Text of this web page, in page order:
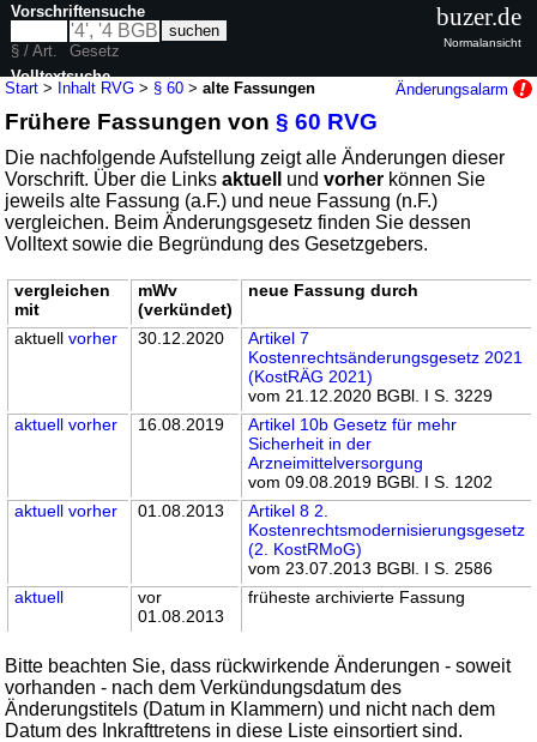
Start > Inhalt RVG > § 60 >alte Fassungen Änderungsalarm
Frühere Fassungen von§ 60 RVG
Die nachfolgende Aufstellung zeigt alle Änderungen dieser
Vorschrift. Über die Linksaktuell undvorher können Sie
jeweils alte Fassung (a.F.) und neue Fassung (n.F.)
vergleichen. Beim Änderungsgesetz finden Sie dessen
Volltext sowie die Begründung des Gesetzgebers.
vergleichen
mit
mWv
(verkündet)
neue Fassung durch
aktuellvorher 30.12.2020
Artikel 7
Kostenrechtsänderungsgesetz 2021
(KostRÄG 2021)
vom 21.12.2020 BGBl. I S. 3229
aktuell vorher 16.08.2019
Artikel 10b Gesetz für mehr
Sicherheit in der
Arzneimittelversorgung
vom 09.08.2019 BGBl. I S. 1202
aktuell vorher 01.08.2013
Artikel 8 2.
Kostenrechtsmodernisierungsgesetz
(2. KostRMoG)
vom 23.07.2013 BGBl. I S. 2586
aktuell
vor
01.08.2013
früheste archivierte Fassung
Bitte beachten Sie, dass rückwirkende Änderungen - soweit
vorhanden - nach dem Verkündungsdatum des
Änderungstitels (Datum in Klammern) und nicht nach dem
Datum des Inkrafttretens in diese Liste einsortiert sind.
Vorschriftensuche
§ / Art.
Gesetz
Volltextsuche
nur in RVG
buzer.de
Normalansicht